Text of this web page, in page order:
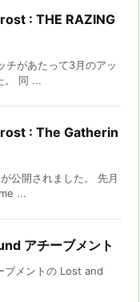
: THE RAZING
チがあたって3月のアッ
。 同 ...
: The Gatherin
公開されました。 先月
...
アチーブメント
ブメントの Lost and